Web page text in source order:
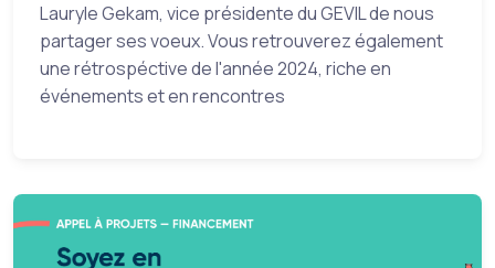
Lauryle Gekam, vice présidente du GEVIL de nous
partager ses voeux. Vous retrouverez également
une rétrospéctive de l'année 2024, riche en
événements et en rencontres